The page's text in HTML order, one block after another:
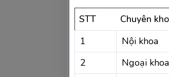
STT Chuyên
1
Nội khoa
2
Ngoại khoa